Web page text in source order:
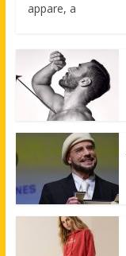
appare, a